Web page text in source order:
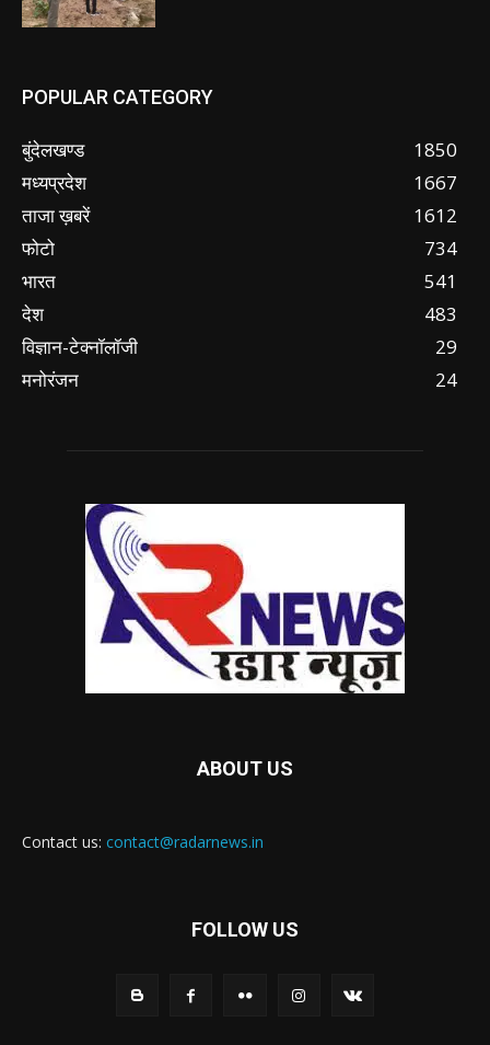
POPULAR CATEGORY
बुंदेलखण्ड
1850
मध्यप्रदेश
1667
ताजा ख़बरें
1612
फोटो
734
भारत
541
देश
483
विज्ञान-टेक्नॉलॉजी
29
मनोरंजन
24
ABOUT US
Contact us: contact@radarnews.in
FOLLOW US